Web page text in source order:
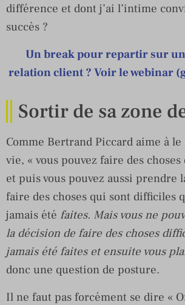
différence et dont j’ai l’intime
succès ?
Un break pour repartir sur
relation client ? Voir le webinar
Sortir de sa zone
Comme Bertrand Piccard aime à
vie, « vous pouvez faire des
et puis vous pouvez aussi prendre
faire des choses qui sont difficiles
jamais été faites. Mais vous ne
la décision de faire des choses
jamais été faites et ensuite vous
donc une question de posture.
Il ne faut pas forcément se dire «